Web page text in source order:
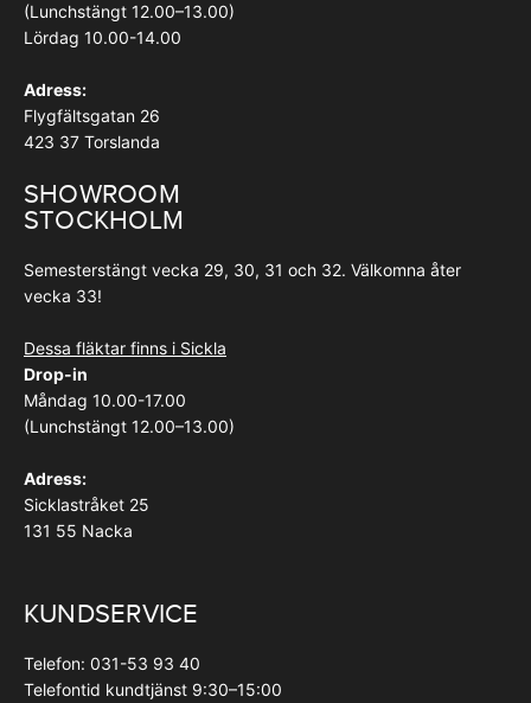
(Lunchstängt 12.00–13.00)
Lördag 10.00-14.00
Adress:
Flygfältsgatan 26
423 37 Torslanda
SHOWROOM
STOCKHOLM
Semesterstängt vecka 29, 30, 31 och 32. Välkomna åter
vecka 33!
Dessa fläktar finns i Sickla
Drop-in
Måndag 10.00-17.00
(Lunchstängt 12.00–13.00)
Adress:
Sicklastråket 25
131 55 Nacka
KUNDSERVICE
Telefon: 031-53 93 40
Telefontid kundtjänst 9:30–15:00